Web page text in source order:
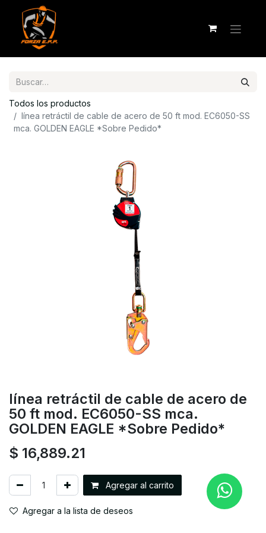
Todos los productos
línea retráctil de cable de acero de 50 ft mod. EC6050-SS
mca. GOLDEN EAGLE *Sobre Pedido*
línea retráctil de cable de acero de
50 ft mod. EC6050-SS mca.
GOLDEN EAGLE *Sobre Pedido*
$ 16,889.21
Agregar al carrito
Agregar a la lista de deseos